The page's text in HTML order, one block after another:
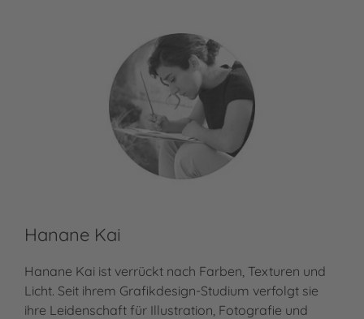
Hanane Kai
Hanane Kai ist verrückt nach Farben, Texturen und
Licht. Seit ihrem Grafikdesign-Studium verfolgt sie
ihre Leidenschaft für Illustration, Fotografie und